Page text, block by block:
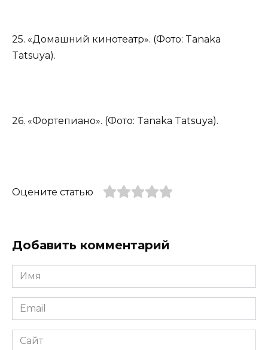
25. «Домашний кинотеатр». (Фото: Tanaka
Tatsuya).
26. «Фортепиано». (Фото: Tanaka Tatsuya).
Оцените статью
Добавить комментарий
Имя
*
Email
*
Сайт